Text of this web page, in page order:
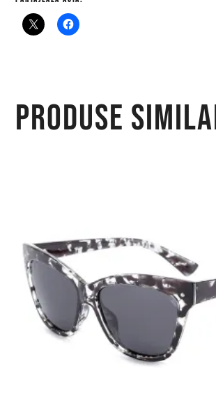
Produse